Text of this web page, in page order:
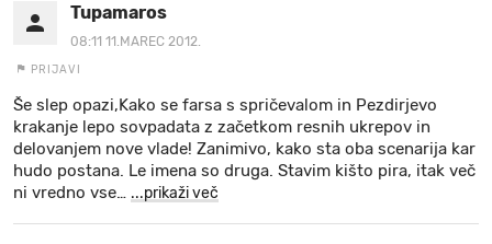
Tupamaros
08:11 11.MAREC 2012.
PRIJAVI
Še slep opazi,Kako se farsa s spričevalom in Pezdirjevo
krakanje lepo sovpadata z začetkom resnih ukrepov in
delovanjem nove vlade! Zanimivo, kako sta oba scenarija kar
hudo postana. Le imena so druga. Stavim kišto pira, itak več
ni vredno vse… ...prikaži več